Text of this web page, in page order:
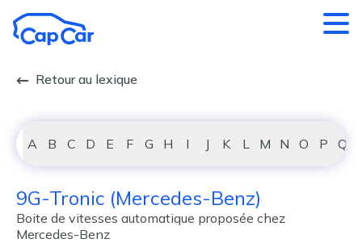
Retour au lexique
A B C D E F G H I J K L M N O P Q
9G-Tronic (Mercedes-Benz)
Boite de vitesses automatique proposée chez
Mercedes-Benz